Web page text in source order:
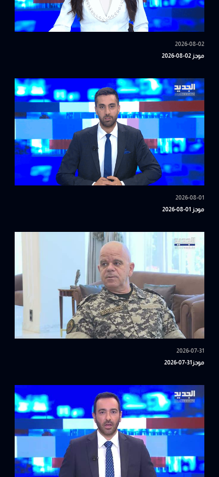
2026-08-02
موجز 02-08-2026
2026-08-01
موجز 01-08-2026
2026-07-31
موجز31-07-2026